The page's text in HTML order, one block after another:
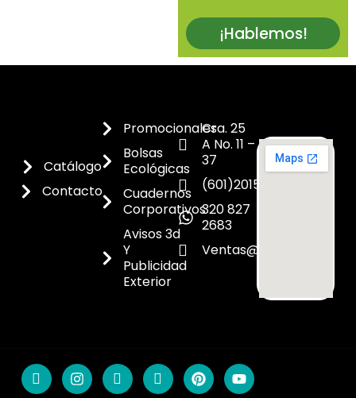
¡Hablemos!
Catálogo
Contacto
Promocionales
Bolsas
Ecológicas
Cuadernos
Corporativos
Avisos 3d
Y
Publicidad
Exterior
Cra. 25
A No. 11 –
37
(601)2015300
320 827
2683
Ventas@dicoes.co